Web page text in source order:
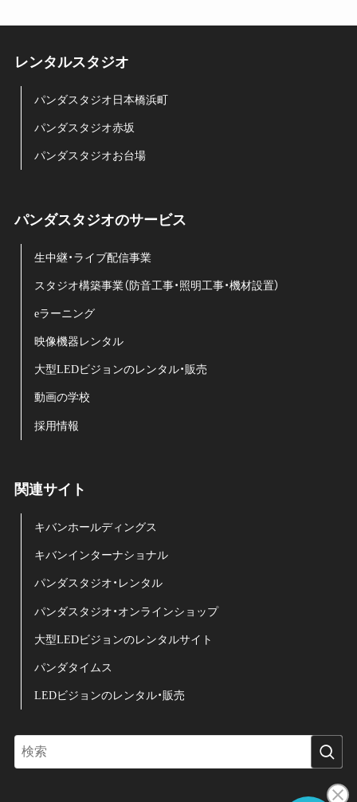
レンタルスタジオ
パンダスタジオ日本橋浜町
パンダスタジオ赤坂
パンダスタジオお台場
パンダスタジオのサービス
生中継・ライブ配信事業
スタジオ構築事業（防音工事・照明工事・機材設置）
eラーニング
映像機器レンタル
大型LEDビジョンのレンタル・販売
動画の学校
採用情報
関連サイト
キバンホールディングス
キバンインターナショナル
パンダスタジオ・レンタル
パンダスタジオ・オンラインショップ
大型LEDビジョンのレンタルサイト
パンダタイムス
LEDビジョンのレンタル・販売